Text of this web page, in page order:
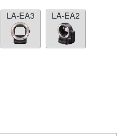
LA-EA3 LA-EA2